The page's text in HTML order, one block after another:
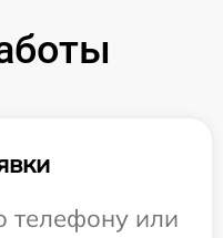
телефону или